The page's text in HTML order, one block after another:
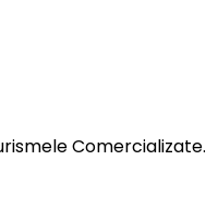
Comercializate.